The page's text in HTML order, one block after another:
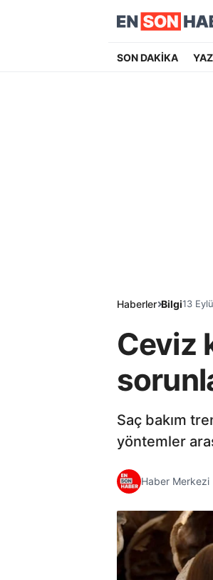
SON DAKİKA
Haberler Bilgi13
Ceviz
Saç bakım
yöntemler
Haber Merkezi